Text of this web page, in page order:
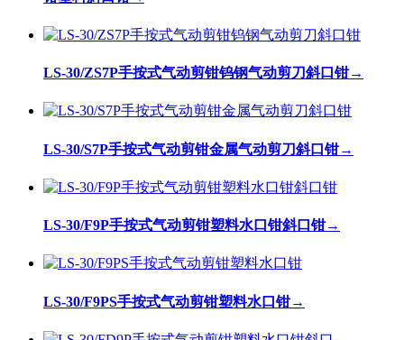
LS-30/ZS7P手按式气动剪钳钨钢气动剪刀斜口钳→
LS-30/S7P手按式气动剪钳金属气动剪刀斜口钳→
LS-30/F9P手按式气动剪钳塑料水口钳斜口钳→
LS-30/F9PS手按式气动剪钳塑料水口钳→